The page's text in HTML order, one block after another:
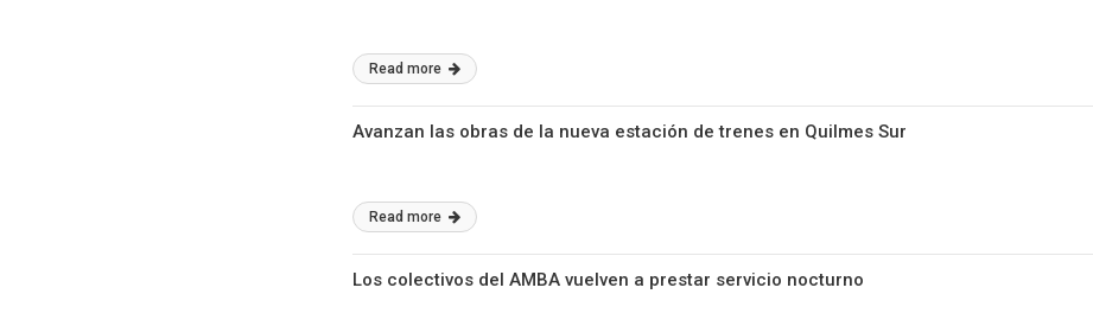
Read more
Avanzan las obras de la nueva estación de trenes en Quilmes Sur
Read more
Los colectivos del AMBA vuelven a prestar servicio nocturno